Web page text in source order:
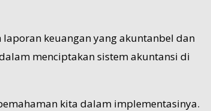
keuangan yang akuntanbel dan
menciptakan sistem akuntansi di
kita dalam implementasinya.